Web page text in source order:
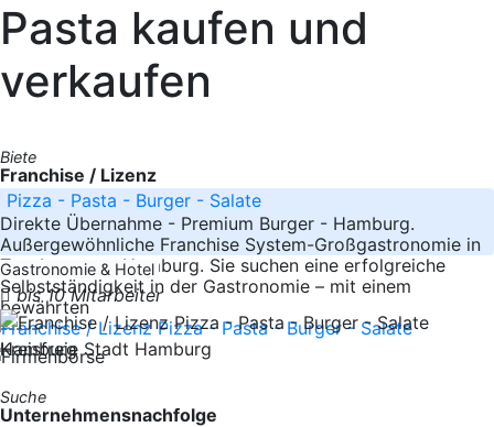
Pasta kaufen und
verkaufen
Biete
Franchise / Lizenz
Pizza - Pasta - Burger - Salate
Direkte Übernahme - Premium Burger - Hamburg.
Außergewöhnliche Franchise System-Großgastronomie in
Top-Lage von Hamburg. Sie suchen eine erfolgreiche
Selbstständigkeit in der Gastronomie – mit einem
bewährten
-----
Hamburg
Gastronomie & Hotel
bis 10 Mitarbeiter
Kreisfreie Stadt Hamburg
Suche
Unternehmensnachfolge